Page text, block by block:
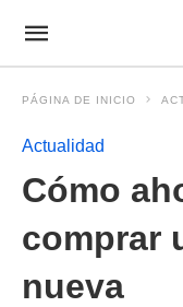
PÁGINA DE INICIO
Actualidad
Cómo
comprar
nueva